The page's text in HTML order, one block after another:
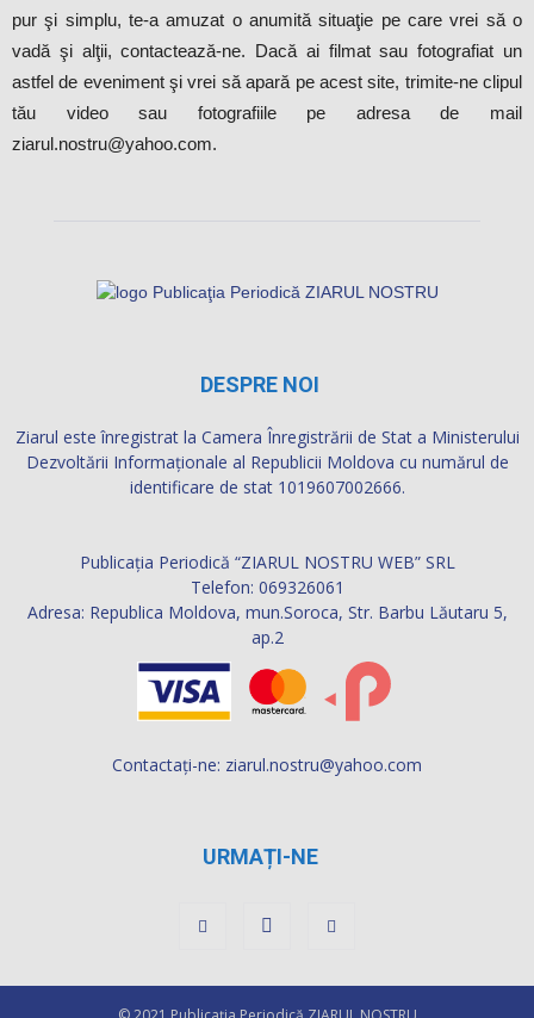
pur şi simplu, te-a amuzat o anumită situaţie pe care vrei să o
vadă şi alţii, contactează-ne. Dacă ai filmat sau fotografiat un
astfel de eveniment şi vrei să apară pe acest site, trimite-ne clipul
tău video sau fotografiile pe adresa de mail
ziarul.nostru@yahoo.com.
DESPRE NOI
Ziarul este înregistrat la Camera Înregistrării de Stat a Ministerului
Dezvoltării Informaţionale al Republicii Moldova cu numărul de
identificare de stat 1019607002666.
Publicația Periodică “ZIARUL NOSTRU WEB” SRL
Telefon: 069326061
Adresa: Republica Moldova, mun.Soroca, Str. Barbu Lăutaru 5,
ap.2
Contactați-ne: ziarul.nostru@yahoo.com
URMAȚI-NE